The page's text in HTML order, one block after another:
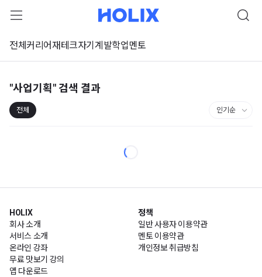
전체 커리어재테크자기계발학업멘토
"사업기획" 검색 결과
전체
HOLIX
회사 소개
서비스 소개
온라인 강좌
무료 맛보기 강의
앱 다운로드
정책
일반 사용자 이용약관
멘토 이용약관
개인정보 취급방침